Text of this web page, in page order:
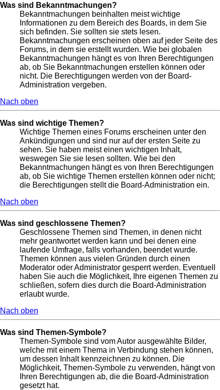
Was sind Bekanntmachungen?
Bekanntmachungen beinhalten meist wichtige
Informationen zu dem Bereich des Boards, in dem Sie
sich befinden. Sie sollten sie stets lesen.
Bekanntmachungen erscheinen oben auf jeder Seite des
Forums, in dem sie erstellt wurden. Wie bei globalen
Bekanntmachungen hängt es von Ihren Berechtigungen
ab, ob Sie Bekanntmachungen erstellen können oder
nicht. Die Berechtigungen werden von der Board-
Administration vergeben.
Nach oben
Was sind wichtige Themen?
Wichtige Themen eines Forums erscheinen unter den
Ankündigungen und sind nur auf der ersten Seite zu
sehen. Sie haben meist einen wichtigen Inhalt,
weswegen Sie sie lesen sollten. Wie bei den
Bekanntmachungen hängt es von Ihren Berechtigungen
ab, ob Sie wichtige Themen erstellen können oder nicht;
die Berechtigungen stellt die Board-Administration ein.
Nach oben
Was sind geschlossene Themen?
Geschlossene Themen sind Themen, in denen nicht
mehr geantwortet werden kann und bei denen eine
laufende Umfrage, falls vorhanden, beendet wurde.
Themen können aus vielen Gründen durch einen
Moderator oder Administrator gesperrt werden. Eventuell
haben Sie auch die Möglichkeit, Ihre eigenen Themen zu
schließen, sofern dies durch die Board-Administration
erlaubt wurde.
Nach oben
Was sind Themen-Symbole?
Themen-Symbole sind vom Autor ausgewählte Bilder,
welche mit einem Thema in Verbindung stehen können,
um dessen Inhalt kennzeichnen zu können. Die
Möglichkeit, Themen-Symbole zu verwenden, hängt von
Ihren Berechtigungen ab, die die Board-Administration
gesetzt hat.